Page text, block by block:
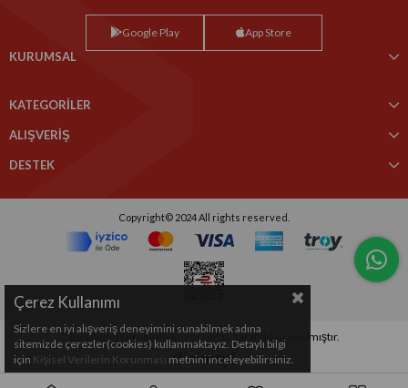
Google Play App Store
KURUMSAL
KATEGORİLER
ALIŞVERİŞ
DESTEK
Copyright© 2024 All rights reserved.
Bu sitenin kurulumu Keyo Digital tarafından yapılmıştır.
Çerez Kullanımı
Sizlere en iyi alışveriş deneyimini sunabilmek adına
sitemizde çerezler(cookies) kullanmaktayız. Detaylı bilgi
için Kişisel Verilerin Korunması metnini inceleyebilirsiniz.